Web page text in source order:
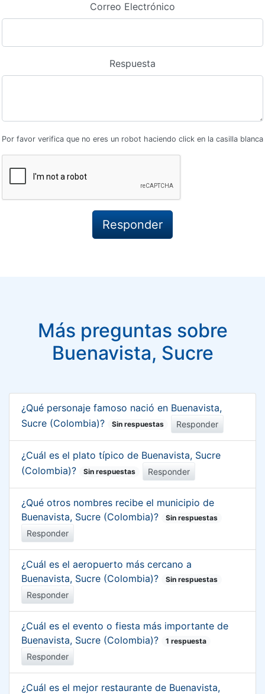
Correo Electrónico
Respuesta
Por favor verifica que no eres un robot haciendo click en la casilla blanca
Más preguntas sobre
Buenavista, Sucre
¿Qué personaje famoso nació en Buenavista,
Sucre (Colombia)?
Sin respuestas Responder
¿Cuál es el plato típico de Buenavista, Sucre
(Colombia)?
Sin respuestas Responder
¿Qué otros nombres recibe el municipio de
Buenavista, Sucre (Colombia)?
Sin respuestas
Responder
¿Cuál es el aeropuerto más cercano a
Buenavista, Sucre (Colombia)?
Sin respuestas
Responder
¿Cuál es el evento o fiesta más importante de
Buenavista, Sucre (Colombia)?
1 respuesta
Responder
¿Cuál es el mejor restaurante de Buenavista,